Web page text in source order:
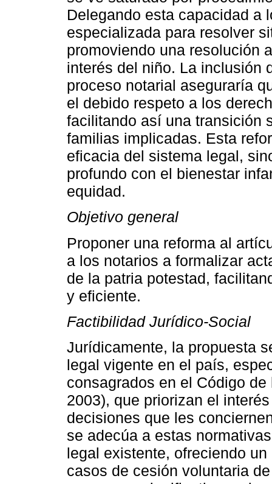
Delegando esta capacidad a
especializada para resolver
promoviendo una resolución
interés del niño. La inclusión
proceso notarial aseguraría
el debido respeto a los
facilitando así una transición
familias implicadas. Esta
eficacia del sistema legal,
profundo con el bienestar
equidad.
Objetivo general
Proponer una reforma al
a los notarios a formalizar
de la patria potestad,
y eficiente.
Factibilidad Jurídico-Social
Jurídicamente, la propuesta
legal vigente en el país,
consagrados en el Código
2003), que priorizan el
decisiones que les
se adecúa a estas
legal existente, ofreciendo
casos de cesión voluntaria